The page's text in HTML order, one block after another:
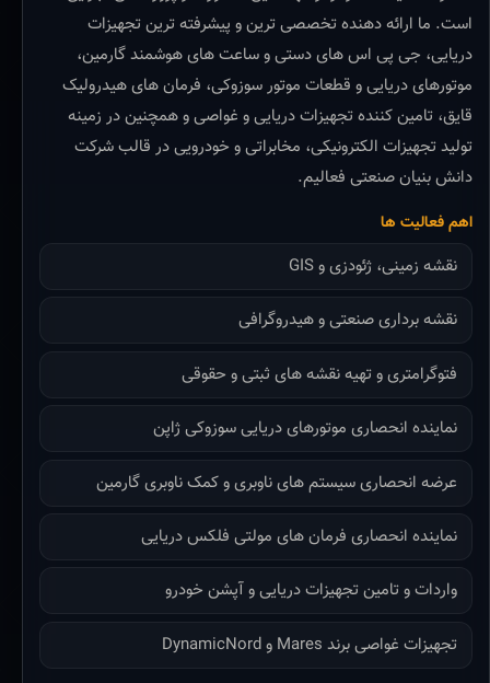
است. ما ارائه دهنده تخصصی ترین و پیشرفته ترین تجهیزات
دریایی، جی پی اس های دستی و ساعت های هوشمند گارمین،
موتورهای دریایی و قطعات موتور سوزوکی، فرمان های هیدرولیک
قایق، تامین کننده تجهیزات دریایی و غواصی و همچنین در زمینه
تولید تجهیزات الکترونیکی، مخابراتی و خودرویی در قالب شرکت
دانش بنیان صنعتی فعالیم.
اهم فعالیت ها
نقشه زمینی، ژئودزی و GIS
نقشه برداری صنعتی و هیدروگرافی
فتوگرامتری و تهیه نقشه های ثبتی و حقوقی
نماینده انحصاری موتورهای دریایی سوزوکی ژاپن
عرضه انحصاری سیستم های ناوبری و کمک ناوبری گارمین
نماینده انحصاری فرمان های مولتی فلکس دریایی
واردات و تامین تجهیزات دریایی و آپشن خودرو
تجهیزات غواصی برند Mares و DynamicNord